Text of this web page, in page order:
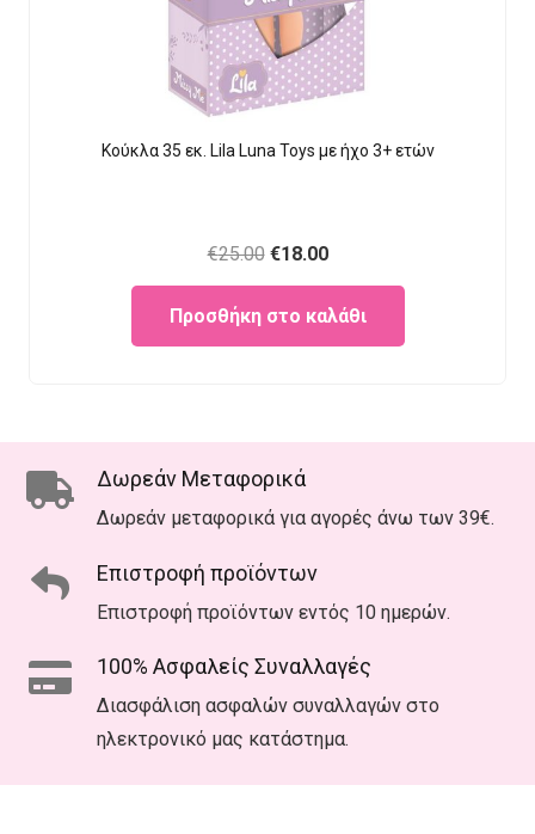
Κούκλα 35 εκ. Lila Luna Τοys με ήχο 3+ ετών
€25.00 Original
price
was:
€25.00.
€18.00Current
price
is:
€18.00.
Προσθήκη στο καλάθι
Δωρεάν Μεταφορικά
Δωρεάν μεταφορικά για αγορές άνω των 39€.
Επιστροφή προϊόντων
Επιστροφή προϊόντων εντός 10 ημερών.
100% Ασφαλείς Συναλλαγές
Διασφάλιση ασφαλών συναλλαγών στο
ηλεκτρονικό μας κατάστημα.